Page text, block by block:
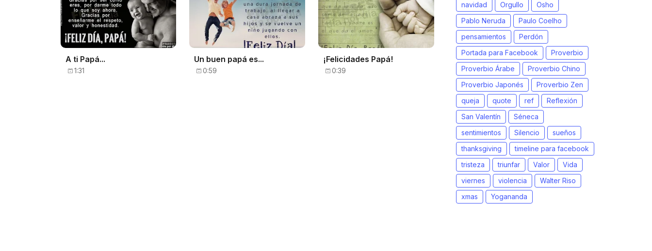
A ti Papá...
1:31
Un buen papá es...
0:59
¡Felicidades Papá!
0:39
navidad
Orgullo
Osho
Pablo Neruda
Paulo Coelho
pensamientos
Perdón
Portada para Facebook
Proverbio
Proverbio Árabe
Proverbio Chino
Proverbio Japonés
Proverbio Zen
queja
quote ref
Reflexión
San Valentín
Séneca
sentimientos
Silencio
sueños
thanksgiving
timeline para facebook
tristeza
triunfar Valor
Vida
viernes
violencia
Walter Riso
xmas
Yogananda